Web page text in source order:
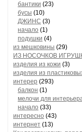
бантики (23)
бусы (10)
ДЖИНС (3)
начало (1)
подушки (4)
из мешковины (29)
ИЗ НОСОЧКОВ
изделия из кожи (3)
изделия из
интерер (293)
балкон (1)
мелочи для
начало (33)
интересно (43)
интернет (13)